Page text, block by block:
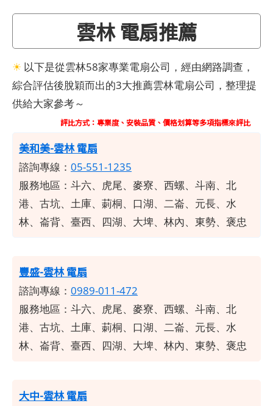
雲林 電扇推薦
☀ 以下是從雲林58家專業電扇公司，經由網路調查，
綜合評估後脫穎而出的3大推薦雲林電扇公司，整理提
供給大家參考～
評比方式：專業度、安裝品質、價格划算等多項指標來評比
美和美-雲林 電扇
諮詢專線： 05-551-1235
服務地區：斗六、虎尾、麥寮、西螺、斗南、北
港、古坑、土庫、莿桐、口湖、二崙、元長、水
林、崙背、臺西、四湖、大埤、林內、東勢、褒忠
豐盛-雲林 電扇
諮詢專線： 0989-011-472
服務地區：斗六、虎尾、麥寮、西螺、斗南、北
港、古坑、土庫、莿桐、口湖、二崙、元長、水
林、崙背、臺西、四湖、大埤、林內、東勢、褒忠
大中-雲林 電扇